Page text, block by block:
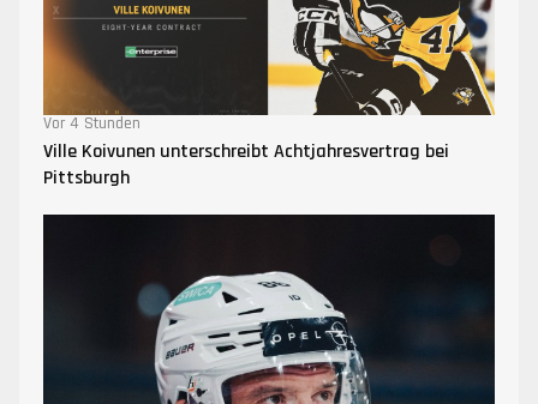
Vor 4 Stunden
Ville Koivunen unterschreibt Achtjahresvertrag bei
Pittsburgh